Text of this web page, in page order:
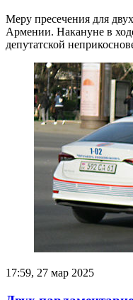
Меру пресечения для
Армении. Накануне в
депутатской
17:59, 27 мар 2025